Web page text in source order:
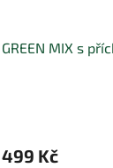
GREEN MIX s
499 Kč